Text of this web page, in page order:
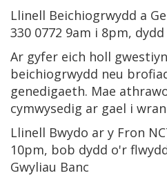
Llinell Beichiogrwydd a
330 0772 9am i 8pm,
Ar gyfer eich holl
beichiogrwydd neu
genedigaeth. Mae
cymwysedig ar gael i
Llinell Bwydo ar y Fron
10pm, bob dydd o'r
Gwyliau Banc